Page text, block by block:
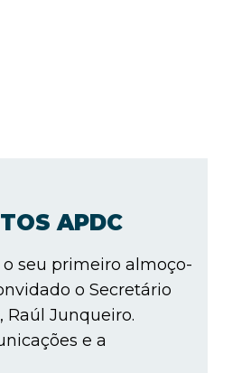
APDC
seu primeiro almoço-
o Secretário
Raúl Junqueiro.
e a